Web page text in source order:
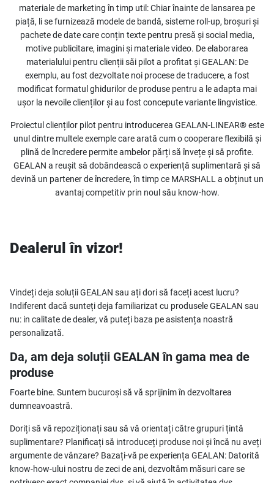
materiale de marketing în timp util: Chiar înainte de lansarea pe
piață, li se furnizează modele de bandă, sisteme roll-up, broșuri și
pachete de date care conțin texte pentru presă și social media,
motive publicitare, imagini și materiale video. De elaborarea
materialului pentru clienții săi pilot a profitat și GEALAN: De
exemplu, au fost dezvoltate noi procese de traducere, a fost
modificat formatul ghidurilor de produse pentru a le adapta mai
ușor la nevoile clienților și au fost concepute variante lingvistice.
Proiectul clienților pilot pentru introducerea GEALAN-LINEAR® este
unul dintre multele exemple care arată cum o cooperare flexibilă și
plină de încredere permite ambelor părți să învețe și să profite.
GEALAN a reușit să dobândească o experiență suplimentară și să
devină un partener de încredere, în timp ce MARSHALL a obținut un
avantaj competitiv prin noul său know-how.
Dealerul în vizor!
Vindeți deja soluții GEALAN sau ați dori să faceți acest lucru?
Indiferent dacă sunteți deja familiarizat cu produsele GEALAN sau
nu: in calitate de dealer, vă puteți baza pe asistența noastră
personalizată.
Da, am deja soluții GEALAN în gama mea de
produse
Foarte bine. Suntem bucuroși să vă sprijinim în dezvoltarea
dumneavoastră.
Doriți să vă repoziționați sau să vă orientați către grupuri țintă
suplimentare? Planificați să introduceți produse noi și încă nu aveți
argumente de vânzare? Bazați-vă pe experiența GEALAN: Datorită
know-how-ului nostru de zeci de ani, dezvoltăm măsuri care se